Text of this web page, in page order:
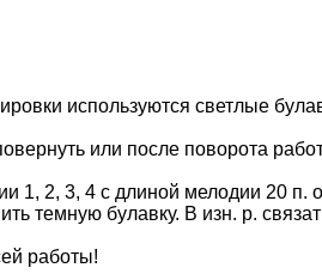
используются светлые
или после поворота
2, 3, 4 с длиной мелодии 20 п.
темную булавку. В изн. р.
работы!